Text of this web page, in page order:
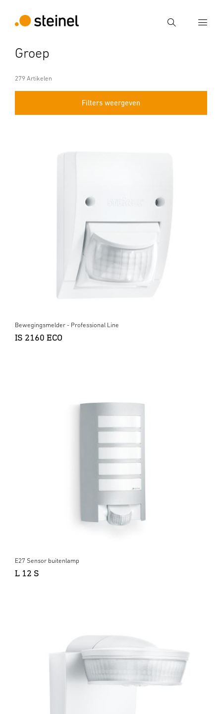
Zoek
Groep
279 Artikelen
Filters weergeven
Bewegingsmelder - Professional Line
IS 2160 ECO
E27 Sensor buitenlamp
L 12 S